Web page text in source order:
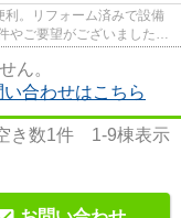
。リフォーム済みで設備
やご要望がございました
ん。
合わせはこちら
き数1件 1-9棟表示